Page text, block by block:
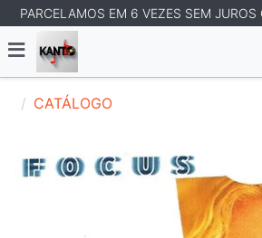
PARCELAMOS EM 6 VEZES SEM JUROS
CATÁLOGO